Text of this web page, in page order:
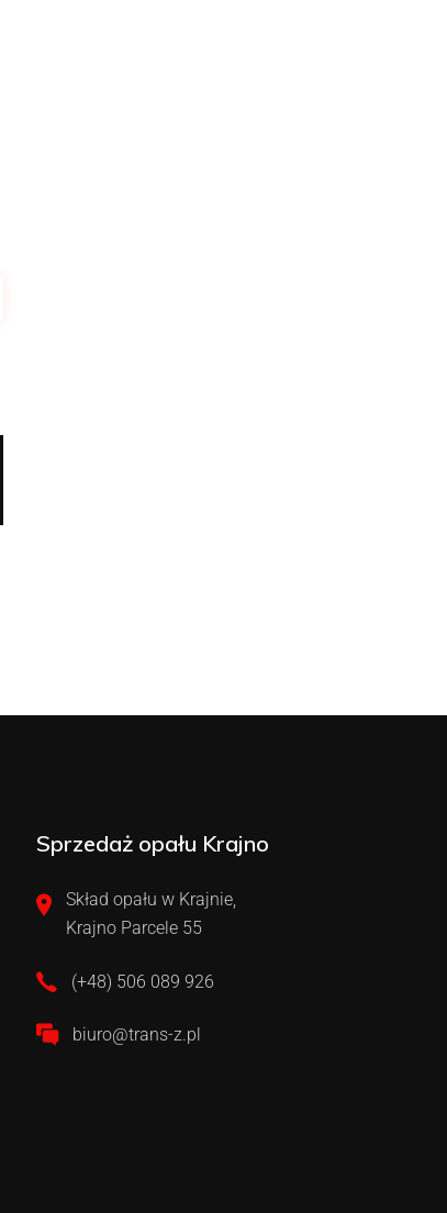
Sprzedaż opału Krajno
Skład opału w Krajnie,
Krajno Parcele 55
(+48) 506 089 926
biuro@trans-z.pl